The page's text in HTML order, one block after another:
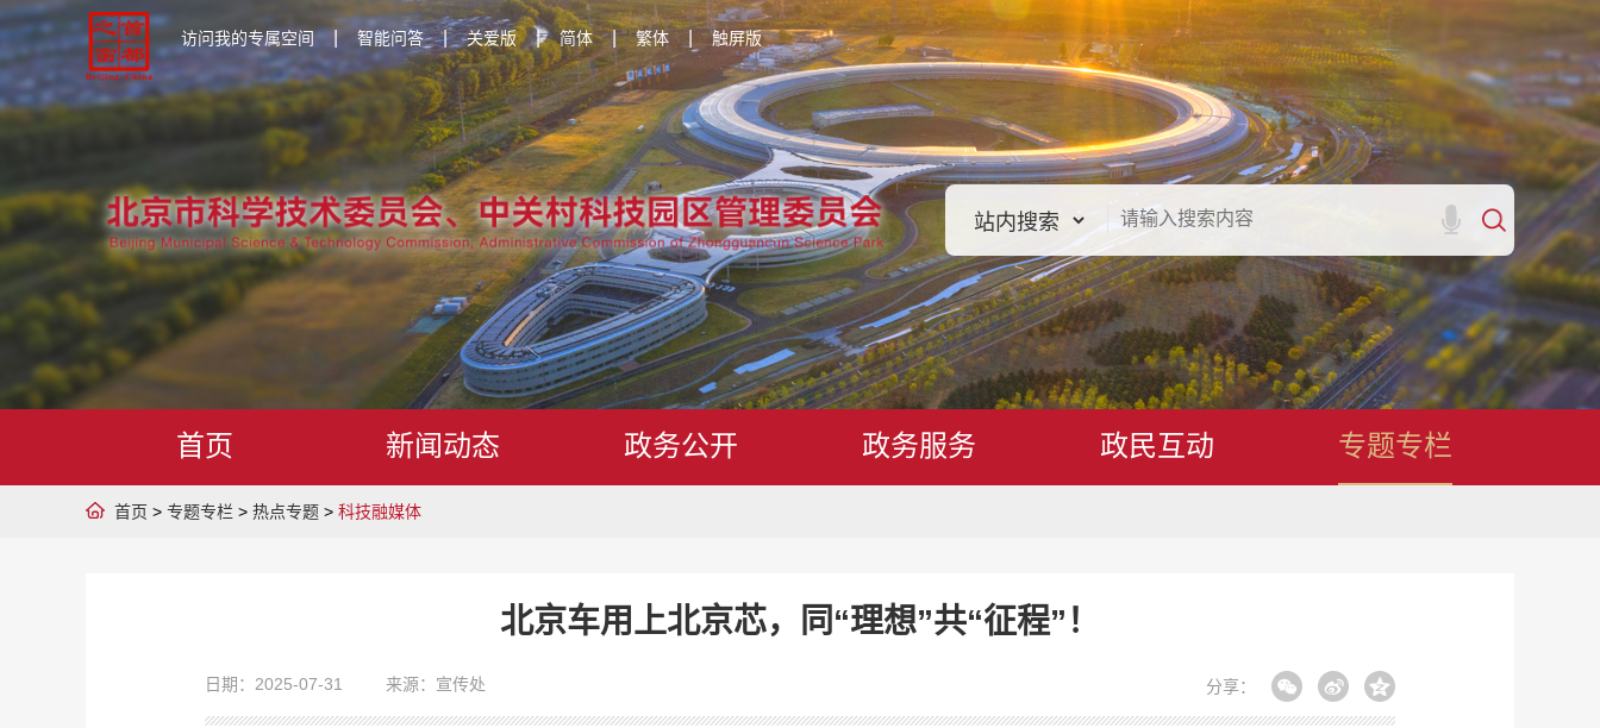
访问我的专属空间 智能问答 | 关爱版 | 简体 | 繁体 触屏版
首页 新闻动态 政务公开 政务服务 政民互动 专题专栏
首页 > 专题专栏 > 热点专题 > 科技融媒体
北京车用上北京芯，同“理想”共“征程”！
日期：2025-07-31 来源：宣传处 分享：